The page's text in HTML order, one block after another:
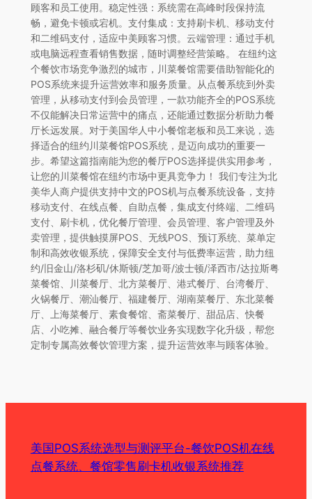
顾客和员工使用。稳定性强：系统需在高峰时段保持流
畅，避免卡顿或宕机。支付集成：支持刷卡机、移动支付
和二维码支付，适应中美顾客习惯。云端管理：通过手机
或电脑远程查看销售数据，随时调整经营策略。 在纽约这
个餐饮市场竞争激烈的城市，川菜餐馆需要借助智能化的
POS系统来提升运营效率和服务质量。从点餐系统到外卖
管理，从移动支付到会员管理，一款功能齐全的POS系统
不仅能解决日常运营中的痛点，还能通过数据分析助力餐
厅长远发展。对于美国华人中小餐馆老板和员工来说，选
择适合的纽约川菜餐馆POS系统，是迈向成功的重要一
步。希望这篇指南能为您的餐厅POS选择提供实用参考，
让您的川菜餐馆在纽约市场中更具竞争力！ 我们专注为北
美华人商户提供支持中文的POS机与点餐系统设备，支持
移动支付、在线点餐、自助点餐，集成支付终端、二维码
支付、刷卡机，优化餐厅管理、会员管理、客户管理及外
卖管理，提供触摸屏POS、无线POS、预订系统、菜单定
制和高效收银系统，保障安全支付与低费率运营，助力纽
约/旧金山/洛杉矶/休斯顿/芝加哥/波士顿/泽西市/达拉斯粤
菜餐馆、川菜餐厅、北方菜餐厅、港式餐厅、台湾餐厅、
火锅餐厅、潮汕餐厅、福建餐厅、湖南菜餐厅、东北菜餐
厅、上海菜餐厅、素食餐馆、斋菜餐厅、甜品店、快餐
店、小吃摊、融合餐厅等餐饮业务实现数字化升级，帮您
定制专属高效餐饮管理方案，提升运营效率与顾客体验。
美国POS系统选型与测评平台-餐饮POS机在线
点餐系统、餐馆零售刷卡机收银系统推荐